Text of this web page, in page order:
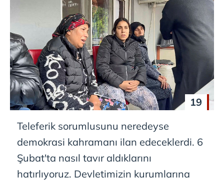
19
Teleferik sorumlusunu neredeyse
demokrasi kahramanı ilan edeceklerdi. 6
Şubat'ta nasıl tavır aldıklarını
hatırlıyoruz. Devletimizin kurumlarına